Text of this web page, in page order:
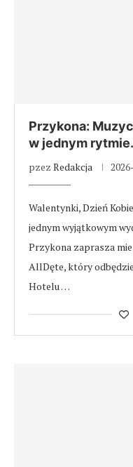
Przykona:
w jednym
pzez Redakcja
Walentynki, Dzień
jednym wyjątkowym
Przykona zaprasza
AllDęte, który odbędzie
Hotelu …